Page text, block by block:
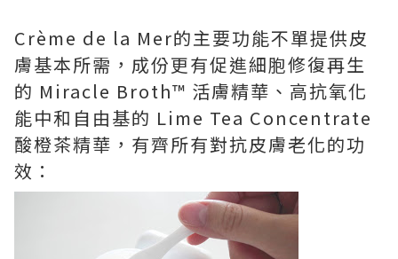
Crème de la Mer的主要功能不單提供皮
膚基本所需，成份更有促進細胞修復再生
的 Miracle Broth™️ 活膚精華、高抗氧化
能中和自由基的 Lime Tea Concentrate
酸橙茶精華，有齊所有對抗皮膚老化的功
效：